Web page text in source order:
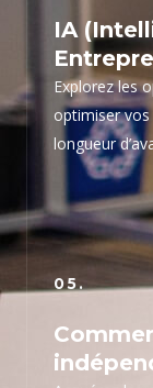
IA
Explorez les
optimiser
longueur
05.